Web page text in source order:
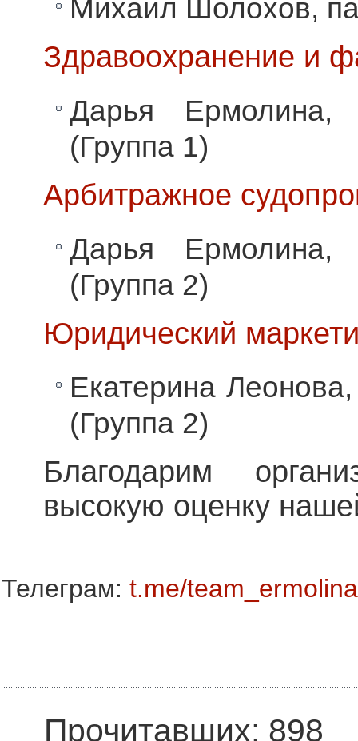
Михаил Шолохов,
Здравоохранение и
Дарья Ермолина,
(Группа 1)
Арбитражное
Дарья Ермолина,
(Группа 2)
Юридический
Екатерина
(Группа 2)
Благодарим
высокую оценку
Телеграм: t.me/team_ermolina
Прочитавших: 898